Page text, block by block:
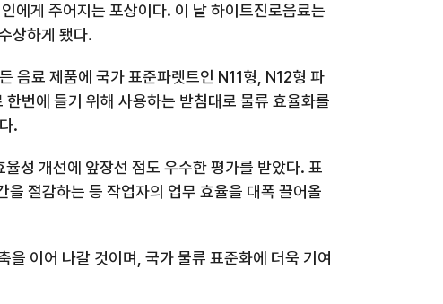
에게 주어지는 포상이다. 이 날 하이트진로음료는
상하게 됐다.
음료 제품에 국가 표준파렛트인 N11형 , N12형 파
번에 들기 위해 사용하는 받침대로 물류 효율화를
.
성 개선에 앞장선 점도 우수한 평가를 받았다. 표
을 절감하는 등 작업자의 업무 효율을 대폭 끌어올
을 이어 나갈 것이며 국가 물류 표준화에 더욱 기여